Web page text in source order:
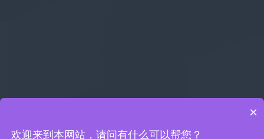
×
欢迎来到本网站，请问有什么可以帮您？